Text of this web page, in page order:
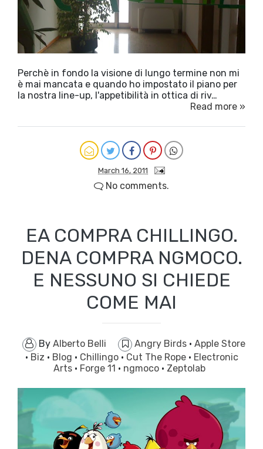
Perchè in fondo la visione di lungo termine non mi
è mai mancata e quando ho impostato il piano per
la nostra line-up, l'appetibilità in ottica di riv…
Read more »
March 16, 2011
No comments.
EA COMPRA CHILLINGO.
DENA COMPRA NGMOCO.
E NESSUNO SI CHIEDE
COME MAI
By Alberto Belli Angry Birds · Apple Store
· Biz · Blog · Chillingo · Cut The Rope · Electronic
Arts · Forge 11 · ngmoco · Zeptolab